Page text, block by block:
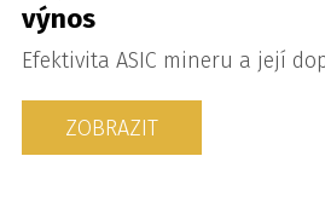
výnos
Efektivita ASIC mineru a její
ZOBRAZIT